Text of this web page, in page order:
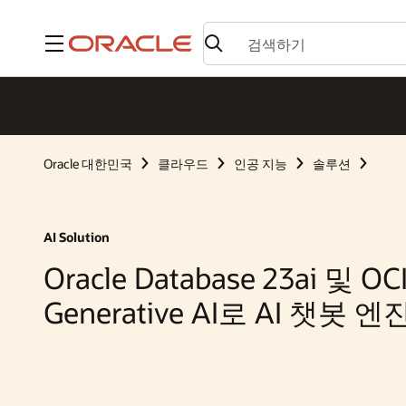
메뉴
Oracle 대한민국 클라우드 인공 지능 솔루션
AI Solution
Oracle Database 23ai 및 OCI
Generative AI로 AI 챗봇 엔